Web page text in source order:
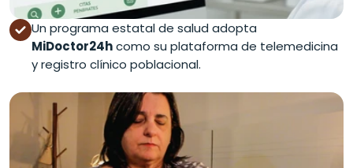
Un programa estatal de salud adopta
MiDoctor24hcomo su plataforma de telemedicina
y registro clínico poblacional.